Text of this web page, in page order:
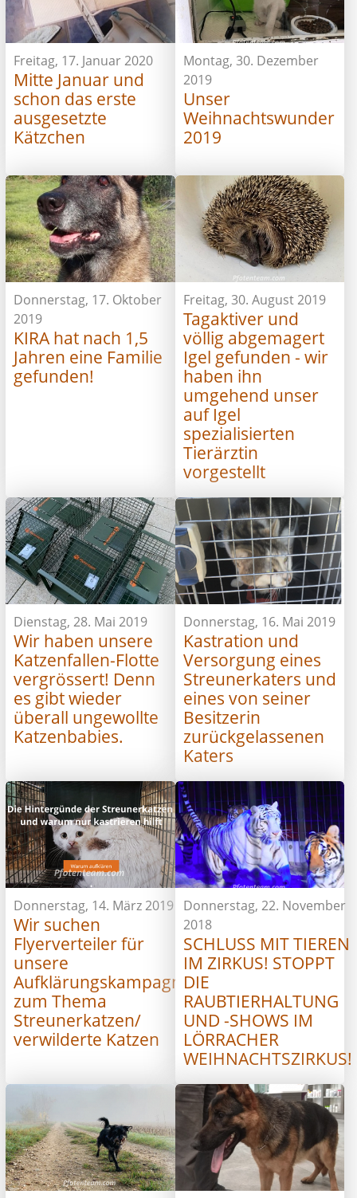
Freitag, 17. Januar 2020
Mitte Januar und
schon das erste
ausgesetzte
Kätzchen
Montag, 30. Dezember
2019
Unser
Weihnachtswunder
2019
Donnerstag, 17. Oktober
2019
KIRA hat nach 1,5
Jahren eine Familie
gefunden!
Freitag, 30. August 2019
Tagaktiver und
völlig abgemagert
Igel gefunden - wir
haben ihn
umgehend unser
auf Igel
spezialisierten
Tierärztin
vorgestellt
Dienstag, 28. Mai 2019
Wir haben unsere
Katzenfallen-Flotte
vergrössert! Denn
es gibt wieder
überall ungewollte
Katzenbabies.
Donnerstag, 16. Mai 2019
Kastration und
Versorgung eines
Streunerkaters und
eines von seiner
Besitzerin
zurückgelassenen
Katers
Donnerstag, 14. März 2019
Wir suchen
Flyerverteiler für
unsere
Aufklärungskampagne
zum Thema
Streunerkatzen/
verwilderte Katzen
Donnerstag, 22. November
2018
SCHLUSS MIT TIEREN
IM ZIRKUS! STOPPT
DIE
RAUBTIERHALTUNG
UND -SHOWS IM
LÖRRACHER
WEIHNACHTSZIRKUS!